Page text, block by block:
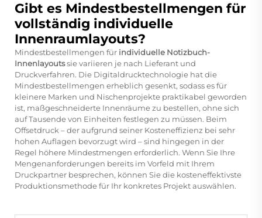
Gibt es Mindestbestellmengen für
vollständig individuelle
Innenraumlayouts?
Mindestbestellmengen für individuelle Notizbuch-
Innenlayoutssie variieren je nach Lieferant und
Druckverfahren. Die Digitaldrucktechnologie hat die
Mindestbestellmengen erheblich gesenkt, sodass es für
kleinere Marken und Nischenprojekte praktikabel geworden
ist, maßgeschneiderte Innenräume zu bestellen, ohne sich
auf Tausende von Einheiten festlegen zu müssen. Beim
Offsetdruck – der aufgrund seiner Kosteneffizienz bei sehr
hohen Auflagen bevorzugt wird – sind hingegen in der
Regel höhere Mindestmengen erforderlich. Wenn Sie Ihre
Mengenanforderungen bereits im Vorfeld mit Ihrem
Druckpartner besprechen, können Sie die kosteneffektivste
Produktionsmethode für Ihr konkretes Projekt auswählen.